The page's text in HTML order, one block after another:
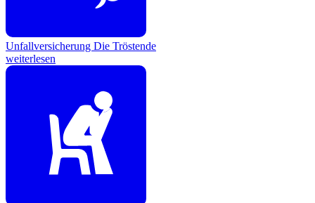
Unfallversicherung Die Tröstende
weiterlesen